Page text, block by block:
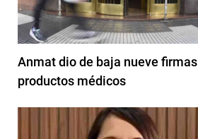
Anmat dio de baja nueve
productos médicos